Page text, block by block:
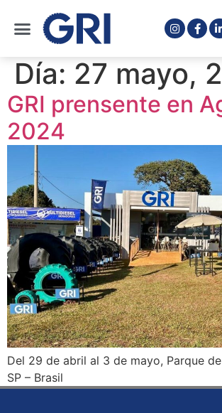
Día: 27 mayo,
GRI prensente en
2024
Del 29 de abril al 3 de mayo, Parque
SP – Brasil